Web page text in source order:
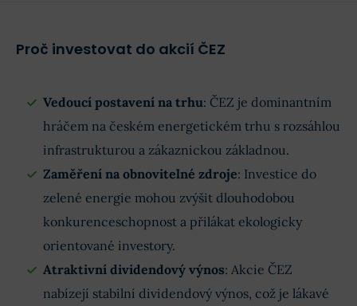
Proč investovat do akcií ČEZ
Vedoucí postavení na trhu: ČEZ je dominantním
hráčem na českém energetickém trhu s rozsáhlou
infrastrukturou a zákaznickou základnou.
Zaměření na obnovitelné zdroje: Investice do
zelené energie mohou zvýšit dlouhodobou
konkurenceschopnost a přilákat ekologicky
orientované investory.
Atraktivní dividendový výnos: Akcie ČEZ
nabízejí stabilní dividendový výnos, což je lákavé